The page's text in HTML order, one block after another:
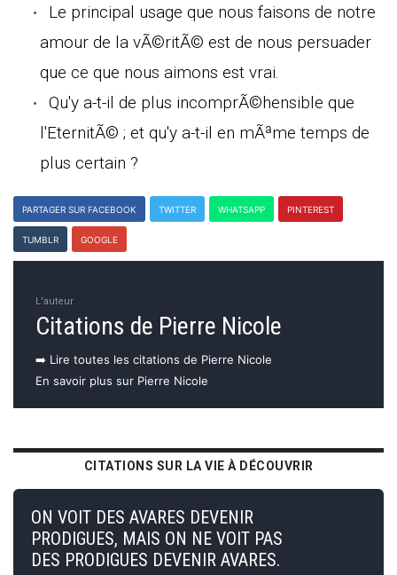
Le principal usage que nous faisons de notre
amour de la vÃ©ritÃ© est de nous persuader
que ce que nous aimons est vrai.
Qu'y a-t-il de plus incomprÃ©hensible que
l'EternitÃ© ; et qu'y a-t-il en mÃªme temps de
plus certain ?
PARTAGER SUR FACEBOOK TWITTER WHATSAPP PINTEREST
TUMBLR GOOGLE
L'auteur
Citations de Pierre Nicole
➡️ Lire toutes les citations de Pierre Nicole
En savoir plus sur Pierre Nicole
CITATIONS SUR LA VIE À DÉCOUVRIR
ON VOIT DES AVARES DEVENIR
PRODIGUES, MAIS ON NE VOIT PAS
DES PRODIGUES DEVENIR AVARES.